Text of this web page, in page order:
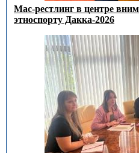
Мас-рестлинг в центре
этноспорту Дакка-2026